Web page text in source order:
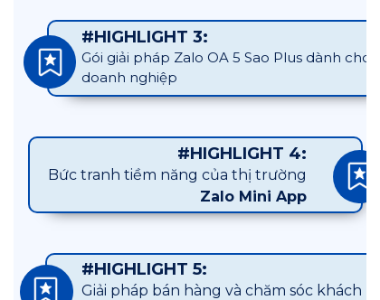
Gói giải pháp Zalo OA 5 Sao Plus dành cho
doanh nghiệp
#HIGHLIGHT 3:
Bức tranh tiềm năng của thị trường
Zalo Mini App
#HIGHLIGHT 4:
Giải pháp bán hàng và chăm sóc khách
#HIGHLIGHT 5: